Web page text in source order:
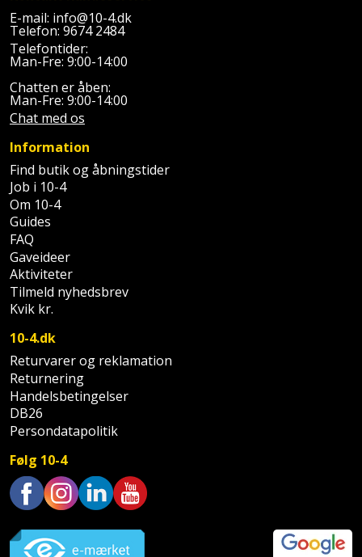
Stige
Tænger
Tagpapbrænder
Tapetværktøj
Tommestok
Tømrervinkel
Tragt
Ud-
og
aftrækker
Værktøjskasse
opbevaring
Værktøjssæt
Vaterpas
Overfræser
Overfræsertilbehør
Polermaskine
Rillefræser
Røreværk
Rotationslaser
Rundsav
Rundsavsklinge
Rystepudser
Rystepudsertilbehør
Slagboremaskine
Slagnøgle
Slagnøgletilbehør
Slagskruetrækker
Sikkerhed
i
hjemmet
Skadedyrsbekæmpelse
Skraldespandsskjuler
Skydelåge
Støttemur
Støvsuger
Strygejern
Terrassevarmer
Tømidler
Tørrestativ
Udebruser
afskærmning
Varme
E-mail: info@10-4.dk
Telefon: 9674 2484
Telefontider:
Man-Fre: 9:00-14:00
Chatten er åben:
Man-Fre: 9:00-14:00
Chat med os
Information
Find butik og åbningstider
Job i 10-4
Om 10-4
Guides
FAQ
Gaveideer
Aktiviteter
Tilmeld nyhedsbrev
Kvik kr.
10-4.dk
Returvarer og reklamation
Returnering
Handelsbetingelser
DB26
Persondatapolitik
Følg 10-4